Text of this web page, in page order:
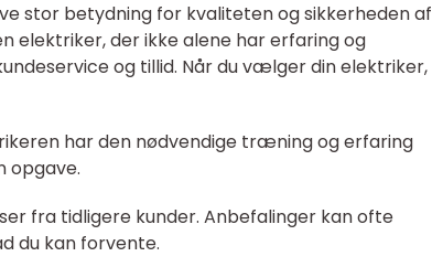
stor betydning for kvaliteten og sikkerheden af
elektriker, der ikke alene har erfaring og
og tillid. Når du vælger din elektriker,
har den nødvendige træning og erfaring
opgave.
fra tidligere kunder. Anbefalinger kan ofte
du kan forvente.